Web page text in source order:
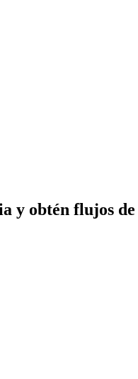
y obtén flujos